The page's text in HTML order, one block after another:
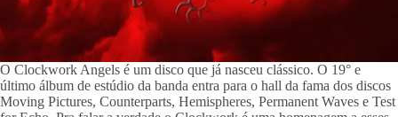
O Clockwork Angels é um disco que já nasceu clássico. O 19° e
último álbum de estúdio da banda entra para o hall da fama dos discos
Moving Pictures, Counterparts, Hemispheres, Permanent Waves e Test